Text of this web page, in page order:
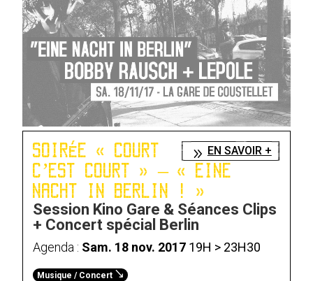
EN SAVOIR +
SOIRÉE « COURT
C’EST COURT » – « EINE
NACHT IN BERLIN ! »
Session Kino Gare & Séances Clips
+ Concert spécial Berlin
Agenda : Sam. 18 nov. 2017 19H > 23H30
Musique / Concert